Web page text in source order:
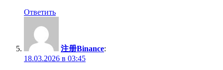
Ответить
注册Binance:
18.03.2026 в 03:45